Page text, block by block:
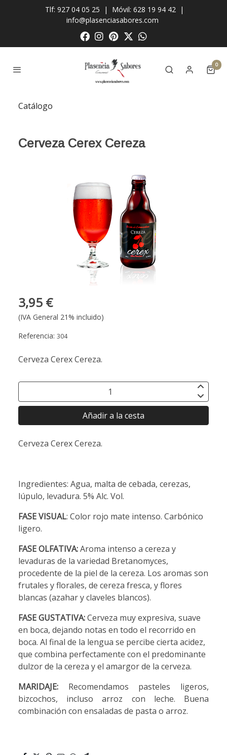
Tlf: 927 04 05 25 | Móvil: 628 19 94 42 |
info@plasenciasabores.com
0
Catálogo
Cerveza Cerex Cereza
3,95 €
(IVA General 21% incluido)
Referencia: 304
Cerveza Cerex Cereza.
Añadir a la cesta
Cerveza Cerex Cereza.
Ingredientes: Agua, malta de cebada, cerezas,
lúpulo, levadura. 5% Alc. Vol.
FASE VISUAL: Color rojo mate intenso. Carbónico
ligero.
FASE OLFATIVA:Aroma intenso a cereza y
levaduras de la variedad Bretanomyces,
procedente de la piel de la cereza. Los aromas son
frutales y florales, de cereza fresca, y flores
blancas (azahar y claveles blancos).
FASE GUSTATIVA:Cerveza muy expresiva, suave
en boca, dejando notas en todo el recorrido en
boca. Al final de la lengua se percibe cierta acidez,
que combina perfectamente con el predominante
dulzor de la cereza y el amargor de la cerveza.
MARIDAJE: Recomendamos pasteles ligeros,
bizcochos, incluso arroz con leche. Buena
combinación con ensaladas de pasta o arroz.